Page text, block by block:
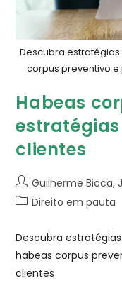
Descubra
corpus preventivo
Habeas
clientes
Guilherme Bicca,
Direito em pauta
Descubra
habeas corpus
clientes